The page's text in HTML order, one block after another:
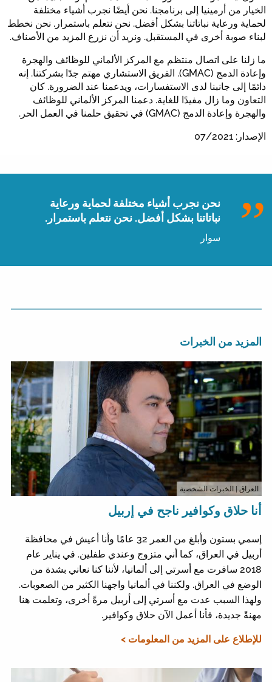
الخيار من أرمينيا إلى برنامجنا. نحن أيضًا نجرب أشياء مختلفة
لحماية ورعاية نباتاتنا بشكل أفضل. نحن نتعلم باستمرار. نحن نخطط
لبناء صوبة أخرى في المستقبل. ونريد أن نزرع المزيد من الأصناف.
ما زلنا على اتصال منتظم مع المركز الألماني للوظائف والهجرة
وإعادة الدمج (GMAC). الفريق الاستشاري مهتم جدًا بشركتنا. إنه
دائمًا إلى جانبنا لدى الاستفسارات، ويدعمنا عند الضرورة. كان
التعاون وما زال مفيدًا للغاية. دعمنا المركز الألماني للوظائف
والهجرة وإعادة الدمج (GMAC) في تحقيق حلمنا في العمل الحر.
الإصدار: 07/2021
نحن نجرب أشياء مختلفة لحماية ورعاية
نباتاتنا بشكل أفضل. نحن نتعلم باستمرار.
سوار
المزيد من الخبرات
العراق | الخبرات الشخصية
أنا حلاق وكوافير ناجح في إربيل
إسمي بستون وأبلغ من العمر 32 عامًا وأنا أعيش في محافظة
أربيل في العراق، كما أني متزوج وعندي طفلين. في يناير عام
2018 سافرت مع أسرتي إلى ألمانيا، لأننا كنا نعاني بشدة من
الوضع في العراق. ولكننا في ألمانيا واجهنا الكثير من الصعوبات.
ولهذا السبب عدت مع أسرتي إلى أربيل مرةً أخرى، وتعلمت هنا
مهنةً جديدة، فأنا أعمل الآن حلاق وكوافير.
للإطلاع على المزيد من المعلومات >